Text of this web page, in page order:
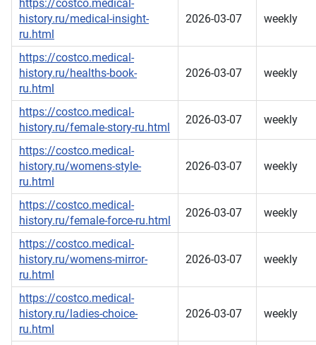
https://costco.medical-
history.ru/medical-insight-
ru.html
2026-03-07 weekly
https://costco.medical-
history.ru/healths-book-
ru.html
2026-03-07 weekly
https://costco.medical-
history.ru/female-story-ru.html
2026-03-07 weekly
https://costco.medical-
history.ru/womens-style-
ru.html
2026-03-07 weekly
https://costco.medical-
history.ru/female-force-ru.html
2026-03-07 weekly
https://costco.medical-
history.ru/womens-mirror-
ru.html
2026-03-07 weekly
https://costco.medical-
history.ru/ladies-choice-
ru.html
2026-03-07 weekly